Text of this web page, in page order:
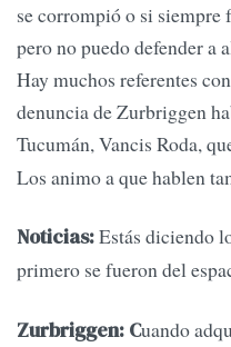
se corrompió o si siempre
pero no puedo defender a
Hay muchos referentes
denuncia de Zurbriggen
Tucumán, Vancis Roda,
Los animo a que hablen
Noticias:Estás diciendo
primero se fueron del
Zurbriggen: Cuando